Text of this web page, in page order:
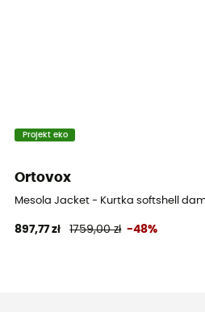
Projekt eko
Ortovox
Mesola Jacket - Kurtka softshell
897,77 zł 1759,00 zł -48%